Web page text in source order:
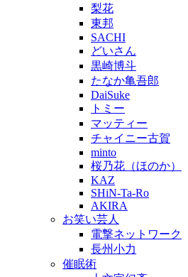
梨花
東邦
SACHI
どいさん
黒崎博斗
たなか亀吾郎
DaiSuke
トミー
マッティー
チャイニー古賀
minto
桜乃花（ほのか）
KAZ
SHiN-Ta-Ro
AKIRA
お笑い芸人
電撃ネットワーク
長州小力
催眠術